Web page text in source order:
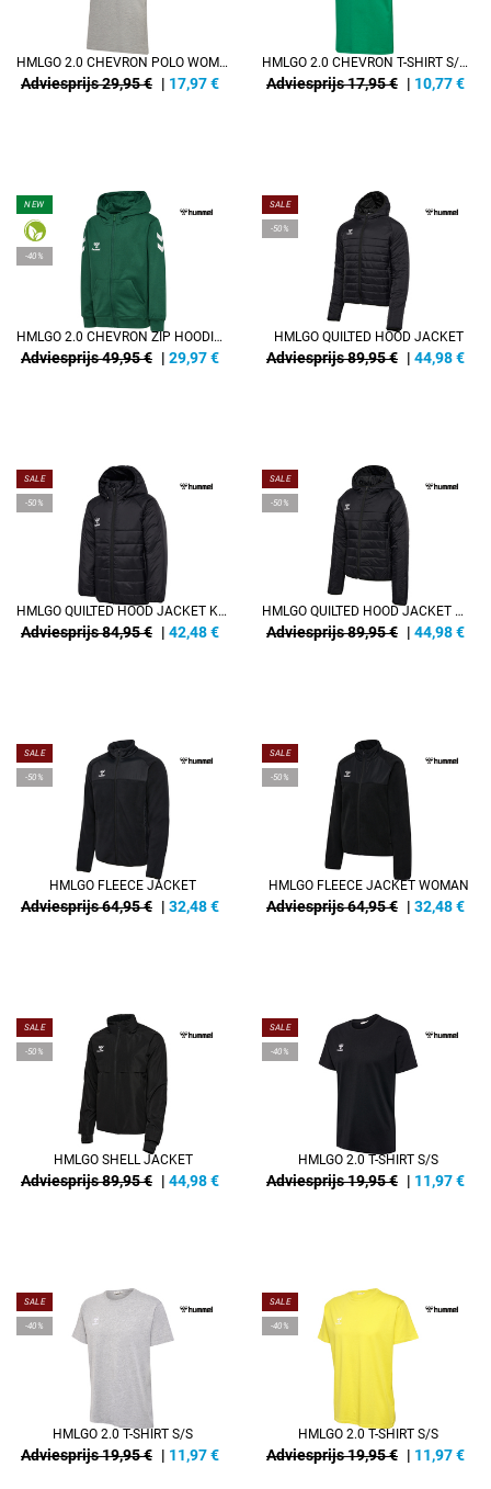
HMLGO 2.0 CHEVRON POLO WOMAN
Adviesprijs 29,95 € | 17,97€
HMLGO 2.0 CHEVRON T-SHIRT S/S KIDS
Adviesprijs 17,95 € | 10,77€
NEW
-40%
HMLGO 2.0 CHEVRON ZIP HOODIE KIDS
Adviesprijs 49,95 € | 29,97€
SALE
-50%
HMLGO QUILTED HOOD JACKET
Adviesprijs 89,95 € | 44,98€
SALE
-50%
HMLGO QUILTED HOOD JACKET KIDS
Adviesprijs 84,95 € | 42,48€
SALE
-50%
HMLGO QUILTED HOOD JACKET WOMAN
Adviesprijs 89,95 € | 44,98€
SALE
-50%
HMLGO FLEECE JACKET
Adviesprijs 64,95 € | 32,48€
SALE
-50%
HMLGO FLEECE JACKET WOMAN
Adviesprijs 64,95 € | 32,48€
SALE
-50%
HMLGO SHELL JACKET
Adviesprijs 89,95 € | 44,98€
SALE
-40%
HMLGO 2.0 T-SHIRT S/S
Adviesprijs 19,95 € | 11,97€
SALE
-40%
HMLGO 2.0 T-SHIRT S/S
Adviesprijs 19,95 € | 11,97€
SALE
-40%
HMLGO 2.0 T-SHIRT S/S
Adviesprijs 19,95 € | 11,97€